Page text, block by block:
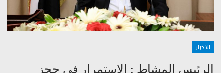
الاخبار
الرئيس المشاط : الاستمرار في حجز